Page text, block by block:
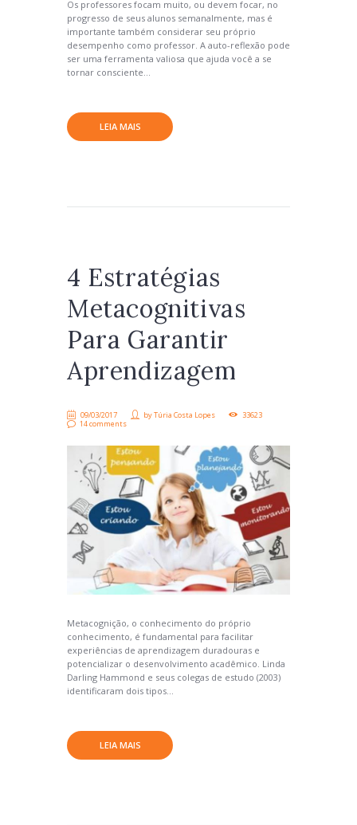
Os professores focam muito, ou devem focar, no
progresso de seus alunos semanalmente, mas é
importante também considerar seu próprio
desempenho como professor. A auto-reflexão pode
ser uma ferramenta valiosa que ajuda você a se
tornar consciente...
LEIA MAIS
4 Estratégias
Metacognitivas
Para Garantir
Aprendizagem
09/03/2017 byTúria Costa Lopes
33623
14 comments
Metacognição, o conhecimento do próprio
conhecimento, é fundamental para facilitar
experiências de aprendizagem duradouras e
potencializar o desenvolvimento acadêmico. Linda
Darling Hammond e seus colegas de estudo (2003)
identificaram dois tipos...
LEIA MAIS